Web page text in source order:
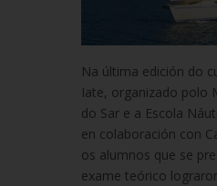
Na última edición do
Iate, organizado polo
do Sar e a Escola
en colaboración con
os alumnos que se
exame teórico